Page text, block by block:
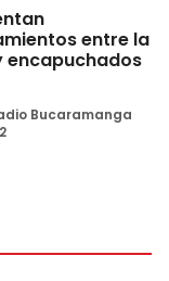
entre la
encapuchados
Bucaramanga